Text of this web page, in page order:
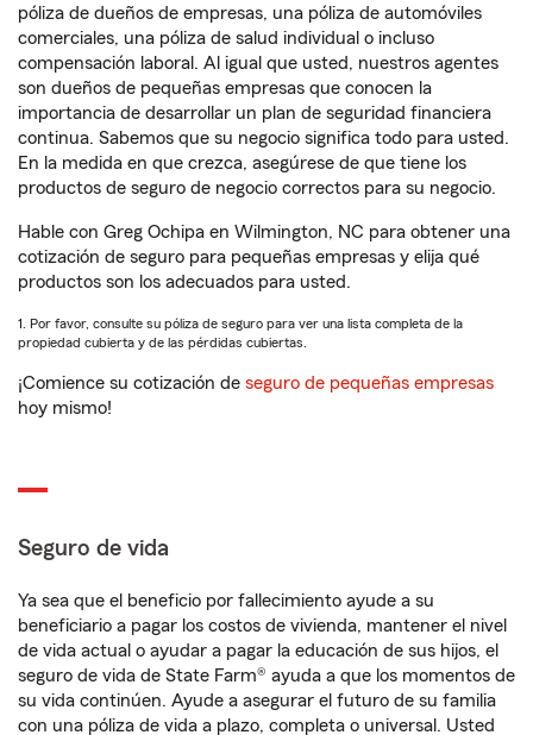
póliza de dueños de empresas, una póliza de automóviles
comerciales, una póliza de salud individual o incluso
compensación laboral. Al igual que usted, nuestros agentes
son dueños de pequeñas empresas que conocen la
importancia de desarrollar un plan de seguridad financiera
continua. Sabemos que su negocio significa todo para usted.
En la medida en que crezca, asegúrese de que tiene los
productos de seguro de negocio correctos para su negocio.
Hable con Greg Ochipa en Wilmington, NC para obtener una
cotización de seguro para pequeñas empresas y elija qué
productos son los adecuados para usted.
1. Por favor, consulte su póliza de seguro para ver una lista completa de la
propiedad cubierta y de las pérdidas cubiertas.
¡Comience su cotización de seguro de pequeñas empresas
hoy mismo!
Seguro de vida
Ya sea que el beneficio por fallecimiento ayude a su
beneficiario a pagar los costos de vivienda, mantener el nivel
de vida actual o ayudar a pagar la educación de sus hijos, el
seguro de vida de State Farm® ayuda a que los momentos de
su vida continúen. Ayude a asegurar el futuro de su familia
con una póliza de vida a plazo, completa o universal. Usted